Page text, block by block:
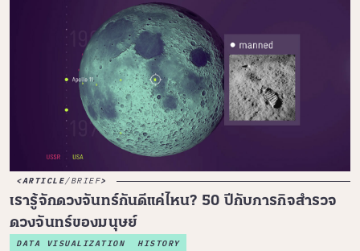
ARTICLE/BRIEF
เรารู้จักดวงจันทร์กันดีแค่ไหน? 50 ปีกับภารกิจสำรวจ
ดวงจันทร์ของมนุษย์
DATA VISUALIZATION HISTORY